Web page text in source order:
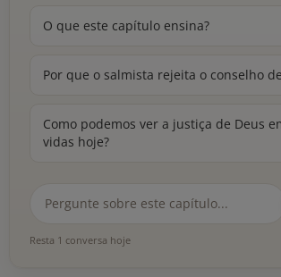
O que este capítulo ensina?
Por que o salmista rejeita o conselho
Como podemos ver a justiça de Deus
vidas hoje?
Resta 1 conversa hoje